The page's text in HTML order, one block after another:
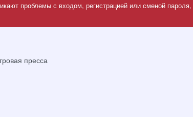
проблемы с входом, регистрацией или сменой пароля,
пресса